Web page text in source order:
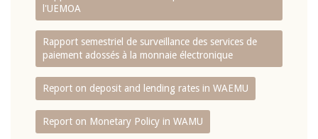
l'UEMOA
Rapport semestriel de surveillance des services de
paiement adossés à la monnaie électronique
Report on deposit and lending rates in WAEMU
Report on Monetary Policy in WAMU